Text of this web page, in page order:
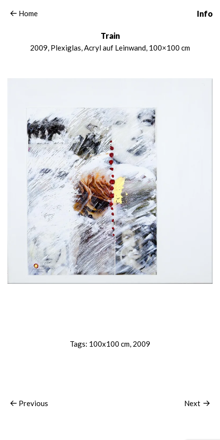
Home Info
Train
2009, Plexiglas, Acryl auf Leinwand, 100×100 cm
Tags: 100x100 cm 2009
Previous Next